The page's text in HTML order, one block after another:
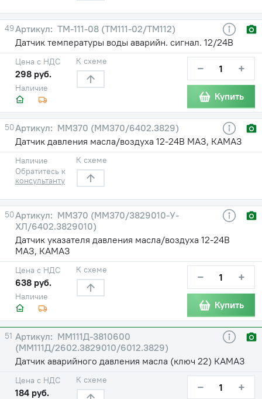
49
ТМ-111-08 (ТМ111-02/ТМ112)
Датчик температуры воды аварийн. сигнал. 12/24В
Наличие
Цена с НДС
298 руб.
К схеме − +
Купить
50
ММ370 (ММ370/6402.3829)
Датчик давления масла/воздуха 12-24В МАЗ, КАМАЗ
Наличие
Обратитесь к
консультанту
К схеме
50
ММ370 (ММ370/3829010-У-
ХЛ/6402.3829010)
Датчик указателя давления масла/воздуха 12-24В
МАЗ, КАМАЗ
Наличие
Цена с НДС
638 руб.
К схеме − +
Купить
51
ММ111Д-3810600
(ММ111Д/2602.3829010/6012.3829)
Датчик аварийного давления масла (ключ 22) КАМАЗ
Цена с НДС
184 руб.
К схеме − +